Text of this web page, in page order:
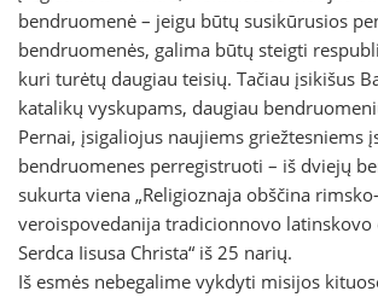
bendruomenė – jeigu būtų susikūrusios
bendruomenės, galima būtų steigti
kuri turėtų daugiau teisių. Tačiau įsikišus
katalikų vyskupams, daugiau
Pernai, įsigaliojus naujiems griežtesniems
bendruomenes perregistruoti – iš dviejų
sukurta viena „Religioznaja obščina
veroispovedanija tradicionnovo latinskovo
Serdca Iisusa Christa“ iš 25 narių.
Iš esmės nebegalime vykdyti misijos